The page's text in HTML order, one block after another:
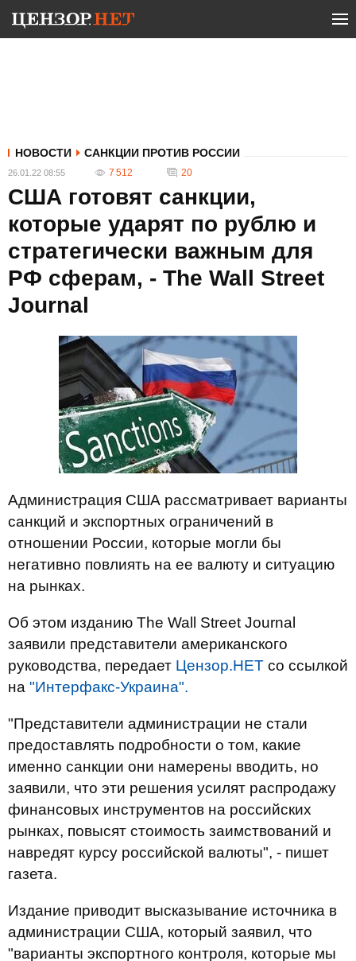
НОВОСТИ САНКЦИИ ПРОТИВ РОССИИ
26.01.22 08:55 7 512 20
США готовят санкции,
которые ударят по рублю и
стратегически важным для
РФ сферам, - The Wall Street
Journal
Администрация США рассматривает варианты
санкций и экспортных ограничений в
отношении России, которые могли бы
негативно повлиять на ее валюту и ситуацию
на рынках.
Об этом изданию The Wall Street Journal
заявили представители американского
руководства, передает Цензор.НЕТ со ссылкой
на "Интерфакс-Украина".
"Представители администрации не стали
предоставлять подробности о том, какие
именно санкции они намерены вводить, но
заявили, что эти решения усилят распродажу
финансовых инструментов на российских
рынках, повысят стоимость заимствований и
навредят курсу российской валюты", - пишет
газета.
Издание приводит высказывание источника в
администрации США, который заявил, что
"варианты экспортного контроля, которые мы